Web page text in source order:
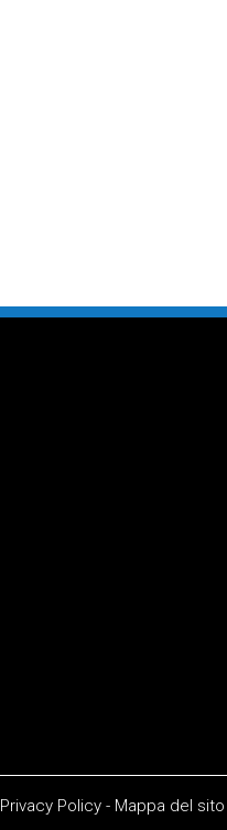
Privacy Policy- Mappa del sito